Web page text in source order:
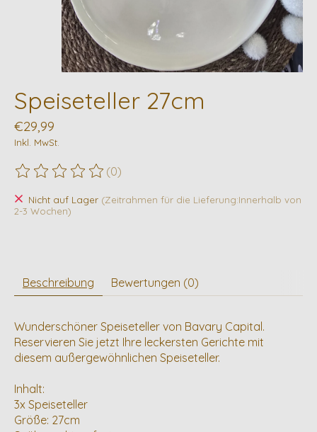
Speiseteller 27cm
€29,99
Inkl. MwSt.
Die Bewertung dieses Produkts ist
(0)
Nicht auf Lager (Zeitrahmen für die Lieferung:Innerhalb von
2-3 Wochen)
Beschreibung Bewertungen (0)
Wunderschöner Speiseteller von Bavary Capital.
Reservieren Sie jetzt Ihre leckersten Gerichte mit
diesem außergewöhnlichen Speiseteller.
Inhalt:
3x Speiseteller
Größe: 27cm